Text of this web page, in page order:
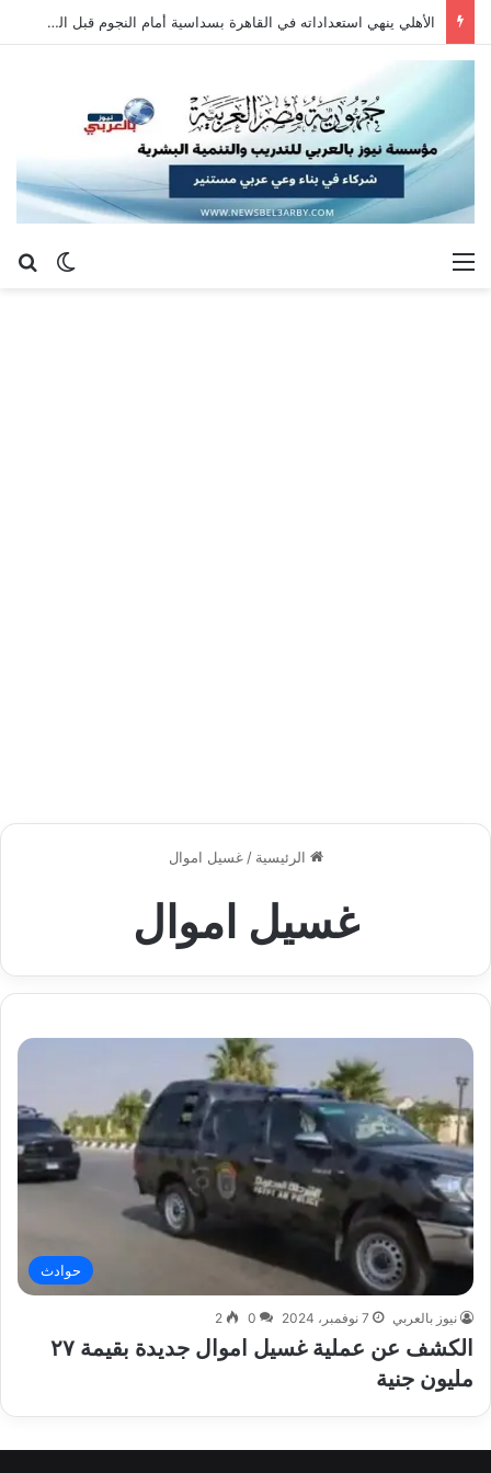
الأهلي ينهي استعداداته في القاهرة بسداسية أمام النجوم قبل السفر إلى إسبانيا
الوضع القائمة
الرئيسية / غسيل اموال
غسيل اموال
حوادث
نيوز بالعربي 7 نوفمبر، 2024 0
2
الكشف عن عملية غسيل اموال جديدة بقيمة ٢٧
مليون جنية